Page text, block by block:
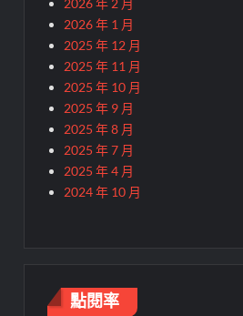
2026 年 2 月
2026 年 1 月
2025 年 12 月
2025 年 11 月
2025 年 10 月
2025 年 9 月
2025 年 8 月
2025 年 7 月
2025 年 4 月
2024 年 10 月
點閱率